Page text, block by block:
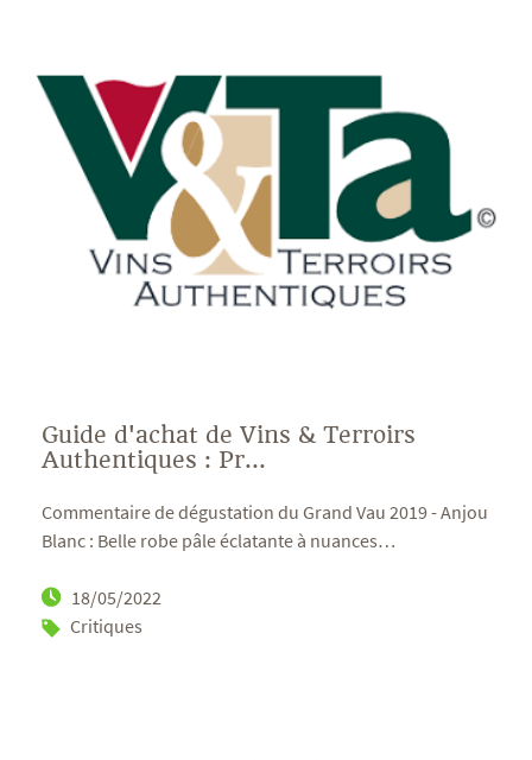
Guide d'achat de Vins & Terroirs
Authentiques : Pr...
Commentaire de dégustation du Grand Vau 2019 - Anjou
Blanc : Belle robe pâle éclatante à nuances…
18/05/2022
Critiques